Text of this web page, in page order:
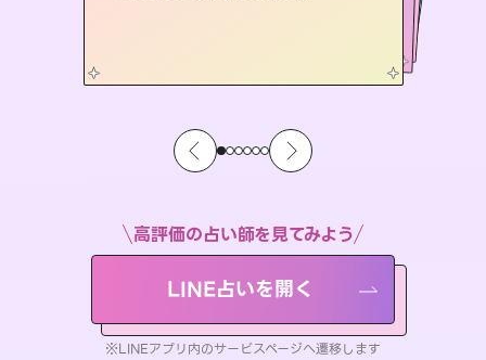
高評価の占い師を見てみよう
LINE占いを開く
※LINEアプリ内のサービスページへ遷移します